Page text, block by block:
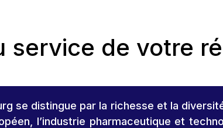
service de votre
se distingue par la richesse et la
l’industrie pharmaceutique et